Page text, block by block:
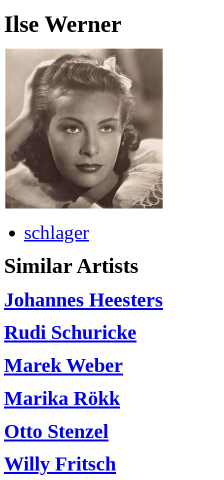
Ilse Werner
schlager
Similar Artists
Johannes Heesters
Rudi Schuricke
Marek Weber
Marika Rökk
Otto Stenzel
Willy Fritsch